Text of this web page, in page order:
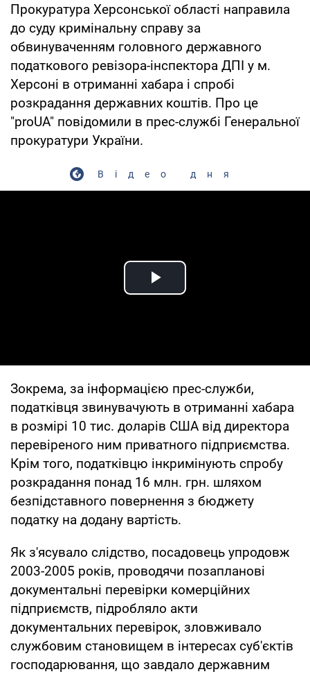
Прокуратура Херсонської області направила
до суду кримінальну справу за
обвинуваченням головного державного
податкового ревізора-інспектора ДПІ у м.
Херсоні в отриманні хабара і спробі
розкрадання державних коштів. Про це
"proUA" повідомили в прес-службі Генеральної
прокуратури України.
Відео дня
Play Video
Зокрема, за інформацією прес-служби,
податківця звинувачують в отриманні хабара
в розмірі 10 тис. доларів США від директора
перевіреного ним приватного підприємства.
Крім того, податківцю інкримінують спробу
розкрадання понад 16 млн. грн. шляхом
безпідставного повернення з бюджету
податку на додану вартість.
Як з'ясувало слідство, посадовець упродовж
2003-2005 років, проводячи позапланові
документальні перевірки комерційних
підприємств, підробляло акти
документальних перевірок, зловживало
службовим становищем в інтересах суб'єктів
господарювання, що завдало державним